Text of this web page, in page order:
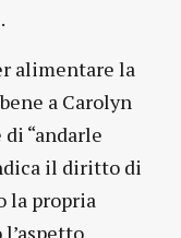
alimentare la
a Carolyn
“andarle
il diritto di
la propria